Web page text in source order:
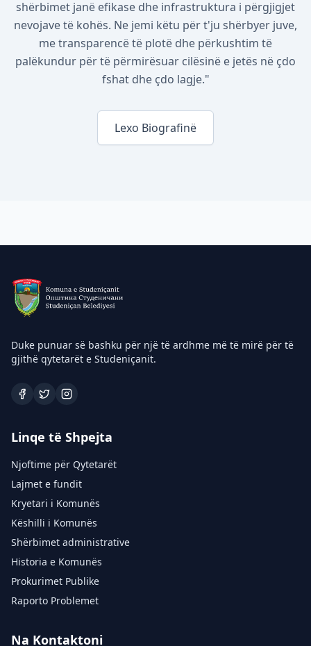
shërbimet janë efikase dhe infrastruktura i përgjigjet
nevojave të kohës. Ne jemi këtu për t'ju shërbyer juve,
me transparencë të plotë dhe përkushtim të
palëkundur për të përmirësuar cilësinë e jetës në çdo
fshat dhe çdo lagje."
Lexo Biografinë
Duke punuar së bashku për një të ardhme më të mirë për të
gjithë qytetarët e Studeniçanit.
Linqe të Shpejta
Njoftime për Qytetarët
Lajmet e fundit
Kryetari i Komunës
Këshilli i Komunës
Shërbimet administrative
Historia e Komunës
Prokurimet Publike
Raporto Problemet
Na Kontaktoni